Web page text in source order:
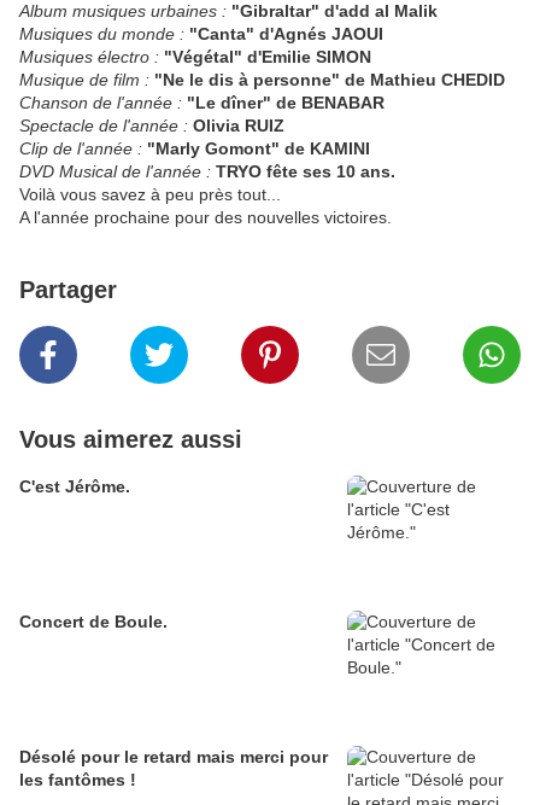
Album musiques urbaines : "Gibraltar" d'add al Malik
Musiques du monde : "Canta" d'Agnés JAOUI
Musiques électro : "Végétal" d'Emilie SIMON
Musique de film : "Ne le dis à personne" de Mathieu CHEDID
Chanson de l'année : "Le dîner" de BENABAR
Spectacle de l'année : Olivia RUIZ
Clip de l'année : "Marly Gomont" de KAMINI
DVD Musical de l'année : TRYO fête ses 10 ans.
Voilà vous savez à peu près tout...
A l'année prochaine pour des nouvelles victoires.
Partager
Vous aimerez aussi
C'est Jérôme.
Concert de Boule.
Désolé pour le retard mais merci pour
les fantômes !